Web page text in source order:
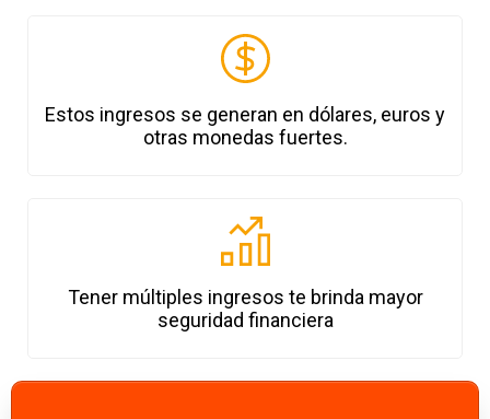
Estos ingresos se generan en dólares, euros y
otras monedas fuertes.
Tener múltiples ingresos te brinda mayor
seguridad financiera